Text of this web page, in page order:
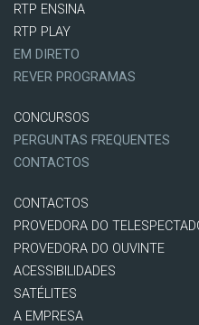
RTP ENSINA
RTP PLAY
EM DIRETO
REVER PROGRAMAS
CONCURSOS
PERGUNTAS FREQUENTES
CONTACTOS
CONTACTOS
PROVEDORA DO
PROVEDORA DO OUVINTE
ACESSIBILIDADES
SATÉLITES
A EMPRESA